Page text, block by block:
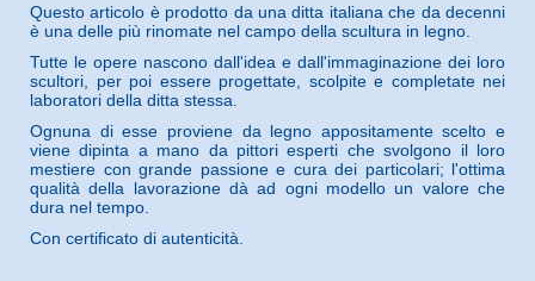
Questo articolo è prodotto da una ditta italiana che da decenni
è una delle più rinomate nel campo della scultura in legno.
Tutte le opere nascono dall'idea e dall'immaginazione dei loro
scultori, per poi essere progettate, scolpite e completate nei
laboratori della ditta stessa.
Ognuna di esse proviene da legno appositamente scelto e
viene dipinta a mano da pittori esperti che svolgono il loro
mestiere con grande passione e cura dei particolari; l'ottima
qualità della lavorazione dà ad ogni modello un valore che
dura nel tempo.
Con certificato di autenticità.